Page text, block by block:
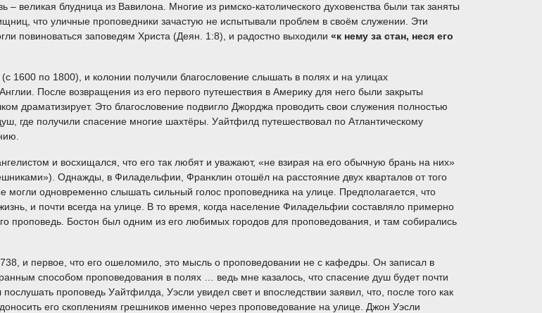
великая блудница из Вавилона. Многие из римско-католического духовенства были так заняты
что уличные проповедники зачастую не испытывали проблем в своём служении. Эти
повиноваться заповедям Христа (Деян. 1:8), и радостно выходили «к нему за стан, неся его
по 1800), и колонии получили благословение слышать в полях и на улицах
После возвращения из его первого путешествия в Америку для него были закрыты
драматизирует. Это благословение подвигло Джорджа проводить свои служения полностью
где получили спасение многие шахтёры. Уайтфилд путешествовал по Атлантическому
и восхищался, что его так любят и уважают, «не взирая на его обычную брань на них»
Однажды, в Филадельфии, Франклин отошёл на расстояние двух кварталов от того
могли одновременно слышать сильный голос проповедника на улице. Предполагается, что
и почти всегда на улице. В то время, когда население Филадельфии составляло примерно
проповедь. Бостон был одним из его любимых городов для проповедования, и там собирались
и первое, что его ошеломило, это мысль о проповедовании не с кафедры. Он записал в
способом проповедования в полях … ведь мне казалось, что спасение душ будет почти
проповедь Уайтфилда, Уэсли увидел свет и впоследствии заявил, что, после того как
его скоплениям грешников именно через проповедование на улице. Джон Уэсли